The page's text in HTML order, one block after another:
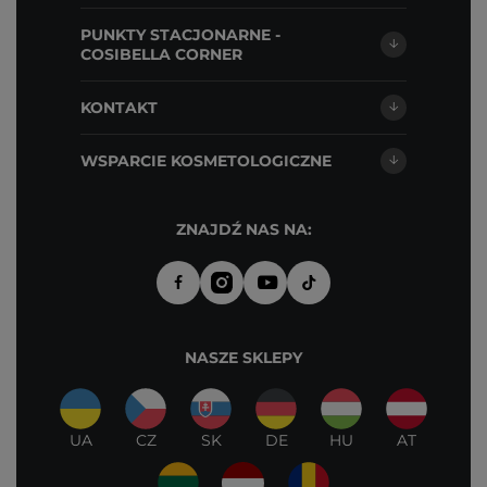
PUNKTY STACJONARNE -
COSIBELLA CORNER
KONTAKT
WSPARCIE KOSMETOLOGICZNE
ZNAJDŹ NAS NA:
NASZE SKLEPY
UA CZ SK DE HU AT